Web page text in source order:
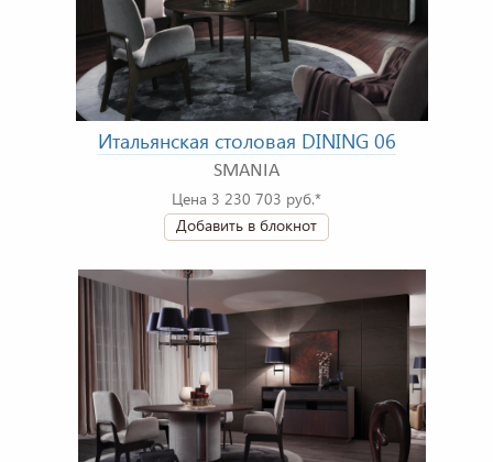
Итальянская столовая DINING 06
SMANIA
Цена 3 230 703 руб.*
Добавить в блокнот